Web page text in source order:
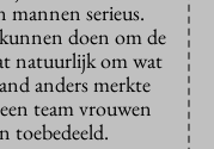
mannen serieus.
doen om de
natuurlijk om wat
anders merkte
team vrouwen
toebedeeld.